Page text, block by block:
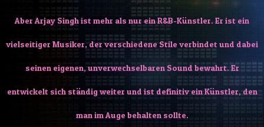
Aber Arjay Singh ist mehr als nur ein R&B-Künstler. Er ist ein
vielseitiger Musiker, der verschiedene Stile verbindet und dabei
seinen eigenen, unverwechselbaren Sound bewahrt. Er
entwickelt sich ständig weiter und ist definitiv ein Künstler, den
man im Auge behalten sollte.